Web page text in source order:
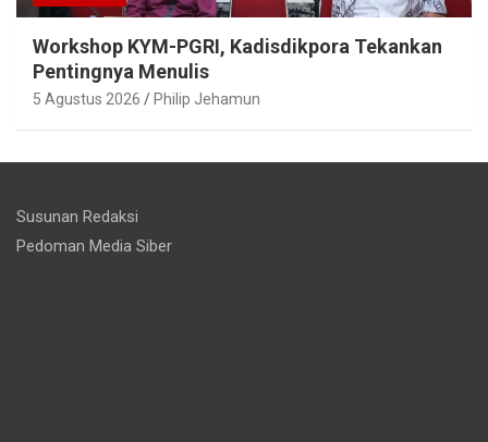
Workshop KYM-PGRI, Kadisdikpora Tekankan
Pentingnya Menulis
5 Agustus 2026 Philip Jehamun
Susunan Redaksi
Pedoman Media Siber